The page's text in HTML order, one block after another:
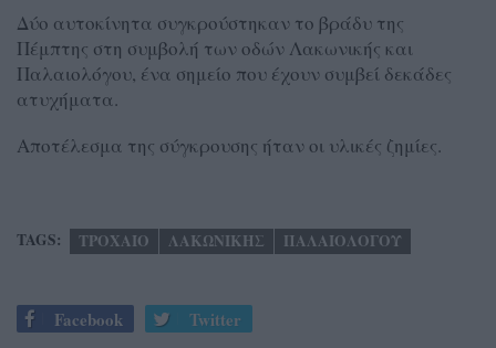
Δύο αυτοκίνητα συγκρούστηκαν το βράδυ της
Πέμπτης στη συμβολή των οδών Λακωνικής και
Παλαιολόγου, ένα σημείο που έχουν συμβεί δεκάδες
ατυχήματα.
Αποτέλεσμα της σύγκρουσης ήταν οι υλικές ζημίες.
TAGS: ΤΡΟΧΑΙΟ ΛΑΚΩΝΙΚΗΣ ΠΑΛΑΙΟΛΟΓΟΥ
Facebook Twitter